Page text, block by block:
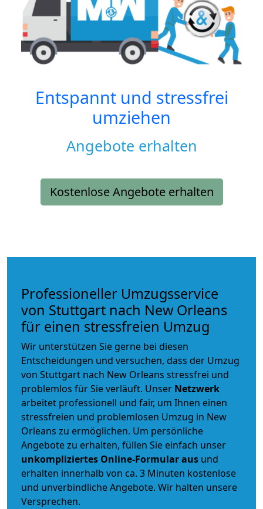
Entspannt und stressfrei
umziehen
Angebote erhalten
Kostenlose Angebote erhalten
Professioneller Umzugsservice
von Stuttgart nach New Orleans
für einen stressfreien Umzug
Wir unterstützen Sie gerne bei diesen
Entscheidungen und versuchen, dass der Umzug
von Stuttgart nach New Orleans stressfrei und
problemlos für Sie verläuft. Unser Netzwerk
arbeitet professionell und fair, um Ihnen einen
stressfreien und problemlosen Umzug in New
Orleans zu ermöglichen. Um persönliche
Angebote zu erhalten, füllen Sie einfach unser
unkompliziertes Online-Formular aus und
erhalten innerhalb von ca. 3 Minuten kostenlose
und unverbindliche Angebote. Wir halten unsere
Versprechen.